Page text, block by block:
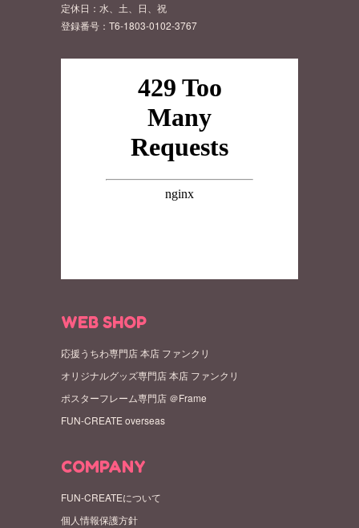
定休日：水、土、日、祝
登録番号：T6-1803-0102-3767
WEB SHOP
応援うちわ専門店 本店 ファンクリ
オリジナルグッズ専門店 本店 ファンクリ
ポスターフレーム専門店 ＠Frame
FUN-CREATE overseas
COMPANY
FUN-CREATEについて
個人情報保護方針